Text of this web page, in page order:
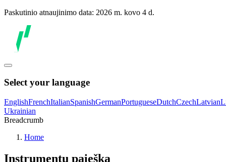
Paskutinio atnaujinimo data: 2026 m. kovo 4 d.
Select your language
EnglishFrenchItalianSpanishGermanPortugueseDutchCzechLatvian
Ukrainian
Breadcrumb
Home
Instrumentų paieška